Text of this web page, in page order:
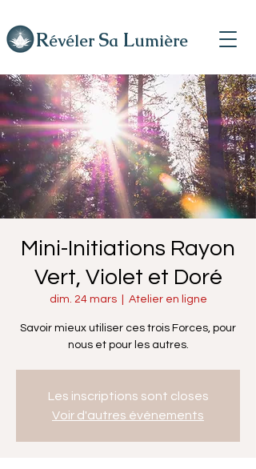
Révéler Sa Lumière
Mini-Initiations Rayon
Vert, Violet et Doré
dim. 24 mars
  |
Atelier en ligne
Savoir mieux utiliser ces trois Forces, pour
nous et pour les autres.
Les inscriptions sont closes
Voir d'autres événements